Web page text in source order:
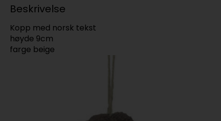
Beskrivelse
Kopp med norsk tekst
høyde 9cm
farge beige